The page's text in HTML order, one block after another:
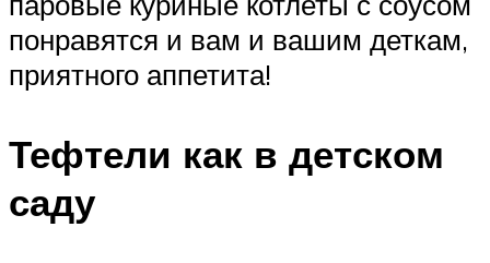
понравятся и вам и вашим деткам,
приятного аппетита!
Тефтели как в детском
саду